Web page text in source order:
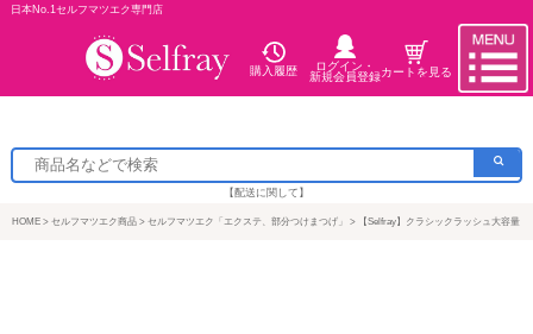
日本No.1セルフマツエク専門店
購入履歴
ログイン・
新規会員登録カートを見る
【配送に関して】
HOME セルフマツエク商品 セルフマツエク「エクステ、部分つけまつげ」 【Selfray】クラシックラッシュ大容量